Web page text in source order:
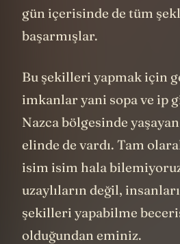
gün içerisinde de tüm
başarmışlar.
Bu şekilleri yapmak için
imkanlar yani sopa ve ip
Nazca bölgesinde
elinde de vardı. Tam
isim isim hala
uzaylıların değil,
şekilleri yapabilme
olduğundan eminiz.